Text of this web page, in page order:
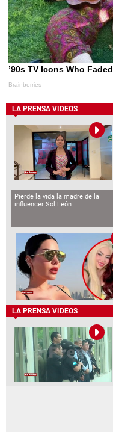
LA PRENSA VIDEOS
Pierde la vida la madre de la
influencer Sol León
LA PRENSA VIDEOS